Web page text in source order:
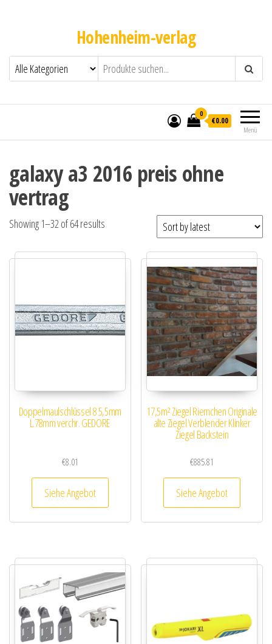
Hohenheim-verlag
Menü
0
€0.00
galaxy a3 2016 preis ohne
vertrag
Showing 1–32 of 64 results
Doppelmaulschlüssel 8 5,5mm
L.78mm verchr. GEDORE
€8.01
Siehe Angebot
17,5m² Ziegel Riemchen Originale
alte Ziegel Verblender Klinker
Ziegel Backstein
€885.81
Siehe Angebot